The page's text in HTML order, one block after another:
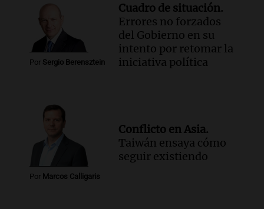
Por Sergio Berensztein
Cuadro de situación.
Errores no forzados
del Gobierno en su
intento por retomar la
iniciativa política
Por Marcos Calligaris
Conflicto en Asia.
Taiwán ensaya cómo
seguir existiendo